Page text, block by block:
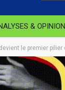
&
le premier pilier